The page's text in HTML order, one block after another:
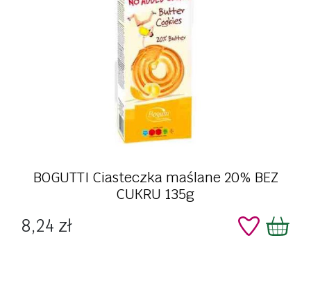
BOGUTTI Ciasteczka maślane 20% BEZ
CUKRU 135g
Cena
8,24 zł